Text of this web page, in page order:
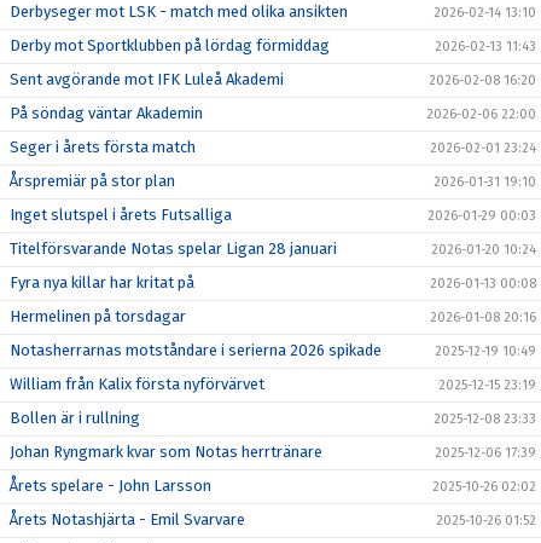
Derbyseger mot LSK - match med olika ansikten 2026-02-14 13:10
Derby mot Sportklubben på lördag förmiddag 2026-02-13 11:43
Sent avgörande mot IFK Luleå Akademi 2026-02-08 16:20
På söndag väntar Akademin 2026-02-06 22:00
Seger i årets första match 2026-02-01 23:24
Årspremiär på stor plan 2026-01-31 19:10
Inget slutspel i årets Futsalliga 2026-01-29 00:03
Titelförsvarande Notas spelar Ligan 28 januari 2026-01-20 10:24
Fyra nya killar har kritat på 2026-01-13 00:08
Hermelinen på torsdagar 2026-01-08 20:16
Notasherrarnas motståndare i serierna 2026 spikade 2025-12-19 10:49
William från Kalix första nyförvärvet 2025-12-15 23:19
Bollen är i rullning 2025-12-08 23:33
Johan Ryngmark kvar som Notas herrtränare 2025-12-06 17:39
Årets spelare - John Larsson 2025-10-26 02:02
Årets Notashjärta - Emil Svarvare 2025-10-26 01:52